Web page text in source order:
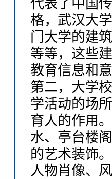
代表了中国
格，武汉大
门大学的建
等等，这些
教育信息和
第二，大学
学活动的场
育人的作用
水、亭台楼
的艺术装饰
人物肖像、